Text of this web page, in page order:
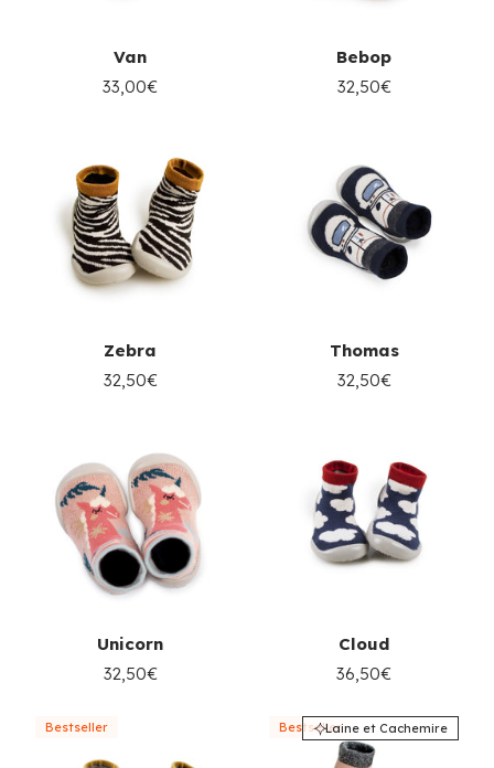
Van
33,00€
Bebop
32,50€
Zebra
32,50€
Thomas
32,50€
Unicorn
32,50€
Cloud
36,50€
Bestseller BestsellerLaine et Cachemire